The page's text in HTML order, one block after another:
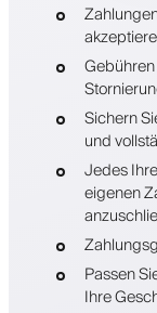
Sichern
und
Jedes
eigenen
Passen
Ihre